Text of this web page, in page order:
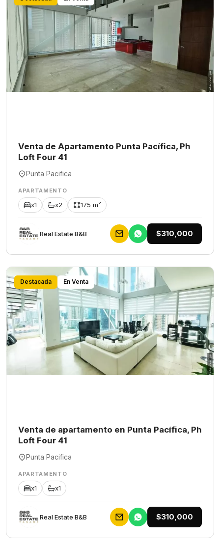
Venta de Apartamento Punta Pacífica, Ph
Loft Four 41
Punta Pacifica
APARTAMENTO
x1 x2 175 m²
Rеаl Еstаtе В&В $310,000
Destacada En Venta
Venta de apartamento en Punta Pacífica, Ph
Loft Four 41
Punta Pacifica
APARTAMENTO
x1 x1
Rеаl Еstаtе В&В $310,000